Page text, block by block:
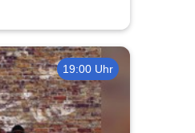
19:00 Uhr